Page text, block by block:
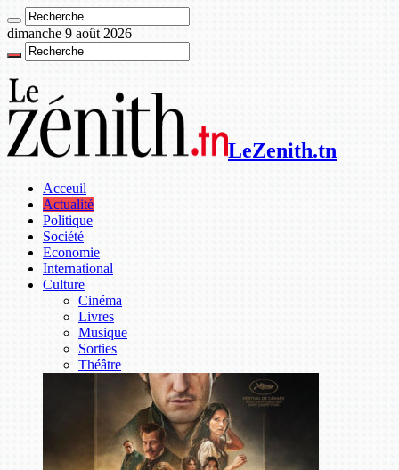
dimanche 9 août 2026
LeZenith.tn
Acceuil
Actualité
Politique
Société
Economie
International
Culture
Cinéma
Livres
Musique
Sorties
Théâtre